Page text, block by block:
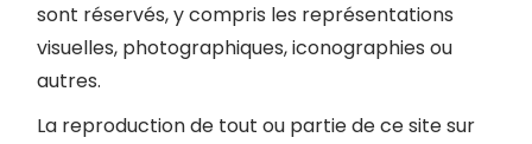
sont réservés, y compris les représentations
visuelles, photographiques, iconographies ou
autres.
La reproduction de tout ou partie de ce site sur